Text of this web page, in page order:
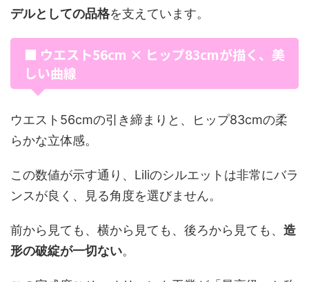
デルとしての品格を支えています。
■ ウエスト56cm × ヒップ83cmが描く、美
しい曲線
ウエスト56cmの引き締まりと、ヒップ83cmの柔
らかな立体感。
この数値が示す通り、Liliのシルエットは非常にバラ
ンスが良く、見る角度を選びません。
前から見ても、横から見ても、後ろから見ても、 造
形の破綻が一切ない。